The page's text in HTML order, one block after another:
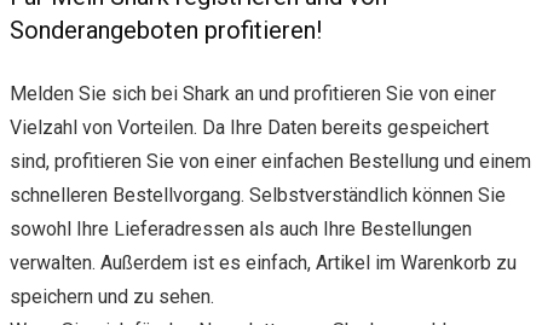
Sonderangeboten profitieren!
Melden Sie sich bei Shark an und profitieren Sie von einer
Vielzahl von Vorteilen. Da Ihre Daten bereits gespeichert
sind, profitieren Sie von einer einfachen Bestellung und einem
schnelleren Bestellvorgang. Selbstverständlich können Sie
sowohl Ihre Lieferadressen als auch Ihre Bestellungen
verwalten. Außerdem ist es einfach, Artikel im Warenkorb zu
speichern und zu sehen.